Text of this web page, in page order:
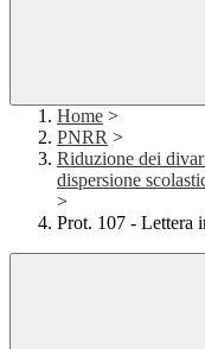
Home >
PNRR >
Riduzione dei
dispersione
>
Prot. 107 - Lettera